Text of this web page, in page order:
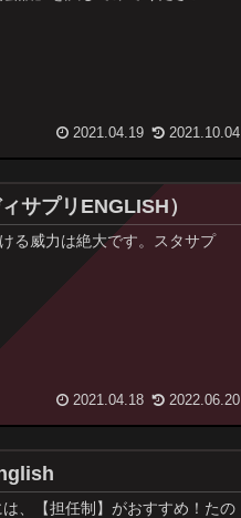
2021.04.19 2021.10.04
サプリENGLISH）
る威力は絶大です。スタサプ
2021.04.18 2022.06.20
、【担任制】がおすすめ！たの